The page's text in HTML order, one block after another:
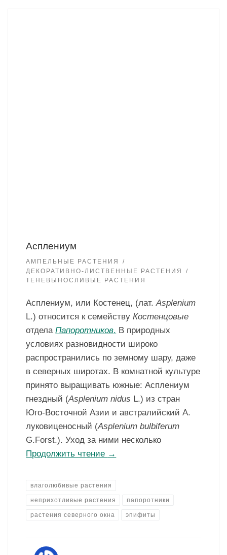
Асплениум
АМПЕЛЬНЫЕ РАСТЕНИЯ
ДЕКОРАТИВНО-ЛИСТВЕННЫЕ РАСТЕНИЯ
ТЕНЕВЫНОСЛИВЫЕ РАСТЕНИЯ
Асплениум, или Костенец, (лат.Asplenium
L.) относится к семействуКостенцовые
отделаПапоротников. В природных
условиях разновидности широко
распространились по земному шару, даже
в северных широтах. В комнатной культуре
принято выращивать южные: Асплениум
гнездный (Asplenium nidus L.) из стран
Юго-Восточной Азии и австралийский А.
луковиценосный (Asplenium bulbiferum
G.Forst.). Уход за ними несколько
Продолжить чтение →
влаголюбивые растения
неприхотливые растения папоротники
растения северного окна эпифиты